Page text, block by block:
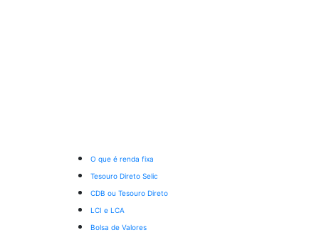
O que é renda fixa
Tesouro Direto Selic
CDB ou Tesouro Direto
LCI e LCA
Bolsa de Valores